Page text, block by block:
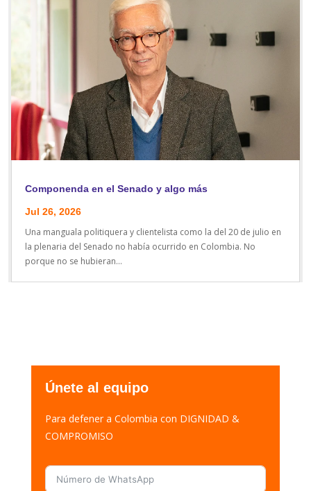
Componenda en el Senado y algo más
Jul 26, 2026
Una manguala politiquera y clientelista como la del 20 de julio en
la plenaria del Senado no había ocurrido en Colombia. No
porque no se hubieran...
Únete al equipo
Para defener a Colombia con DIGNIDAD &
COMPROMISO